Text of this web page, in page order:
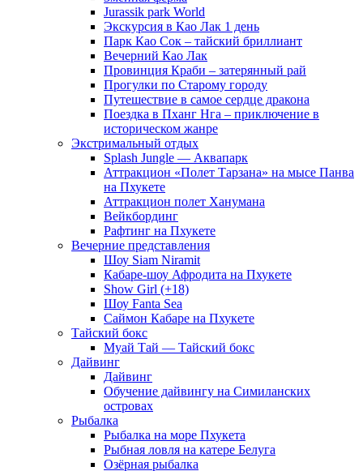
Jurassik park World
Экскурсия в Као Лак 1 день
Парк Као Сок – тайский бриллиант
Вечерний Као Лак
Провинция Краби – затерянный рай
Прогулки по Старому городу
Путешествие в самое сердце дракона
Поездка в Пханг Нга – приключение в
историческом жанре
Экстримальный отдых
Splash Jungle — Аквапарк
Аттракцион «Полет Тарзана» на мысе Панва
на Пхукете
Аттракцион полет Ханумана
Вейкбординг
Рафтинг на Пхукете
Вечерние представления
Шоу Siam Niramit
Кабаре-шоу Афродита на Пхукете
Show Girl (+18)
Шоу Fanta Sea
Саймон Кабаре на Пхукете
Тайский бокс
Муай Тай — Тайский бокс
Дайвинг
Дайвинг
Обучение дайвингу на Симиланских
островах
Рыбалка
Рыбалка на море Пхукета
Рыбная ловля на катере Белуга
Озёрная рыбалка